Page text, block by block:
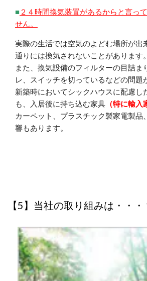
■ ２４時間換気装置があるからと言っ
せん。
実際の生活では空気のよどむ場所が出
通りには換気されないことがあります。
また、換気設備のフィルターの目詰ま
レ、スイッチを切っているなどの問題
新築時においてシックハウスに配慮し
も、入居後に持ち込む家具 （特に輸入
カーペット、プラスチック製家電製品
響もあります。
【5】当社の取り組みは・・・